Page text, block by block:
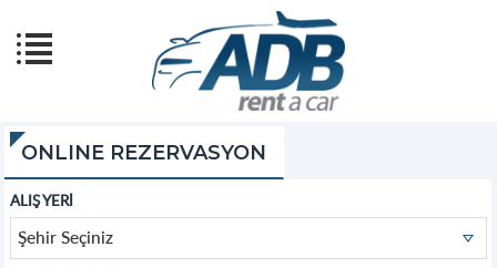
ONLINE REZERVASYON
ALIŞ YERİ
Şehir Seçiniz